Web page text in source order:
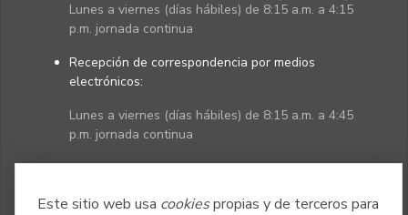
Este sitio web usa cookiespropias y de terceros para
Lunes a viernes (días hábiles) de 8:15 a.m. a 4:15
p.m. jornada continua
Recepción de correspondencia por medios
electrónicos:
Lunes a viernes (días hábiles) de 8:15 a.m. a 4:45
p.m. jornada continua